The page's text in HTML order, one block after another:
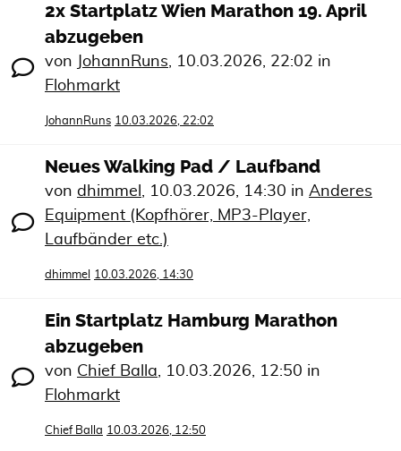
2x Startplatz Wien Marathon 19. April
abzugeben
von JohannRuns, 10.03.2026, 22:02 in
Flohmarkt
JohannRuns 10.03.2026, 22:02
Neues Walking Pad / Laufband
von dhimmel , 10.03.2026, 14:30 in Anderes
Equipment (Kopfhörer, MP3-Player,
Laufbänder etc.)
dhimmel 10.03.2026, 14:30
Ein Startplatz Hamburg Marathon
abzugeben
von Chief Balla, 10.03.2026, 12:50 in
Flohmarkt
Chief Balla 10.03.2026, 12:50